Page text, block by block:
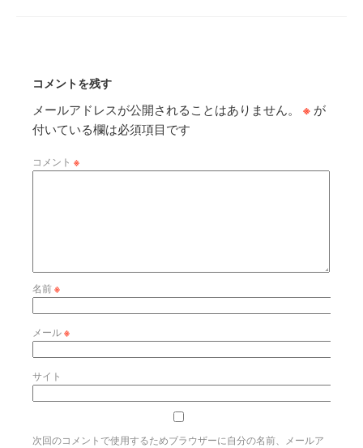
コメントを残す
メールアドレスが公開されることはありません。 ※ が
付いている欄は必須項目です
コメント ※
名前※
メール※
サイト
次回のコメントで使用するためブラウザーに自分の名前、メールア